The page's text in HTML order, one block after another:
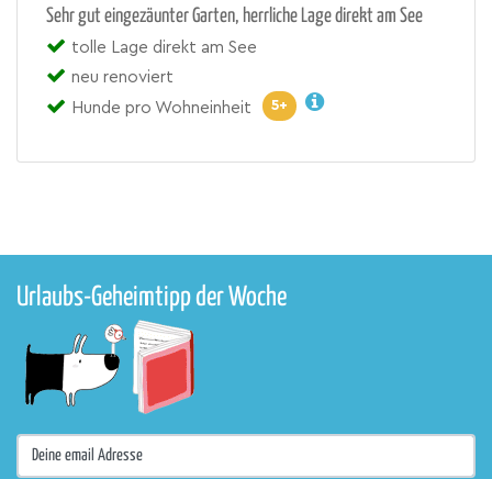
Sehr gut eingezäunter Garten, herrliche Lage direkt am See
tolle Lage direkt am See
neu renoviert
Hunde pro Wohneinheit
5+
Urlaubs-Geheimtipp der Woche